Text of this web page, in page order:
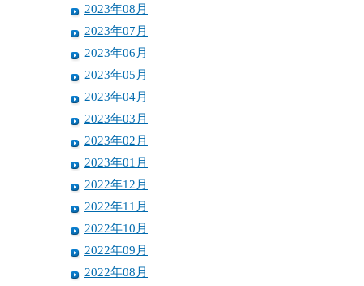
2023年08月
2023年07月
2023年06月
2023年05月
2023年04月
2023年03月
2023年02月
2023年01月
2022年12月
2022年11月
2022年10月
2022年09月
2022年08月